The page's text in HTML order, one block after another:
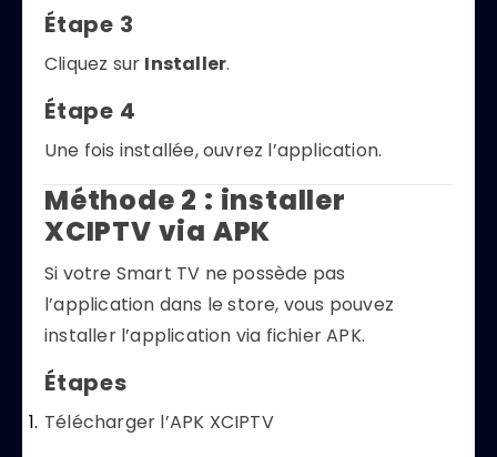
Étape 3
Cliquez sur Installer.
Étape 4
Une fois installée, ouvrez l’application.
Méthode 2 : installer
XCIPTV via APK
Si votre Smart TV ne possède pas
l’application dans le store, vous pouvez
installer l’application via fichier APK.
Étapes
Télécharger l’APK XCIPTV